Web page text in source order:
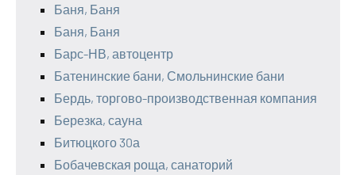
Баня, Баня
Баня, Баня
Барс-НВ, автоцентр
Батенинские бани, Смольнинские бани
Бердь, торгово-производственная компания
Березка, сауна
Битюцкого 30а
Бобачевская роща, санаторий